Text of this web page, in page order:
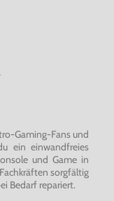
Gaming-Fans und
ein einwandfreies
und Game in
sorgfältig
Bedarf repariert.